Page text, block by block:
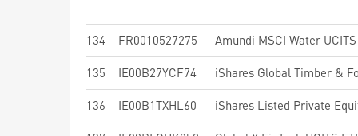
134 FR0010527275 Amundi MSCI Water
135 IE00B27YCF74 iShares Global Timber &
136 IE00B1TXHL60 iShares Listed Private